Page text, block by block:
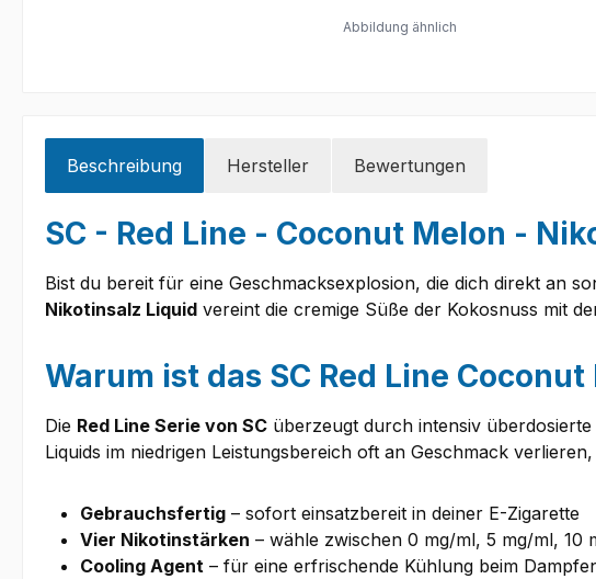
Abbildung ähnlich
Beschreibung Hersteller Bewertungen
SC - Red Line - Coconut Melon -
Bist du bereit für eine Geschmacksexplosion, die dich direkt an
Nikotinsalz Liquid vereint die cremige Süße der Kokosnuss mit
Warum ist das SC Red Line
Die Red Line Serie von SC überzeugt durch intensiv
Liquids im niedrigen Leistungsbereich oft an Geschmack
Gebrauchsfertig – sofort einsatzbereit in deiner E-Zigarette
Vier Nikotinstärken – wähle zwischen 0 mg/ml, 5 mg/ml, 10
Cooling Agent – für eine erfrischende Kühlung beim